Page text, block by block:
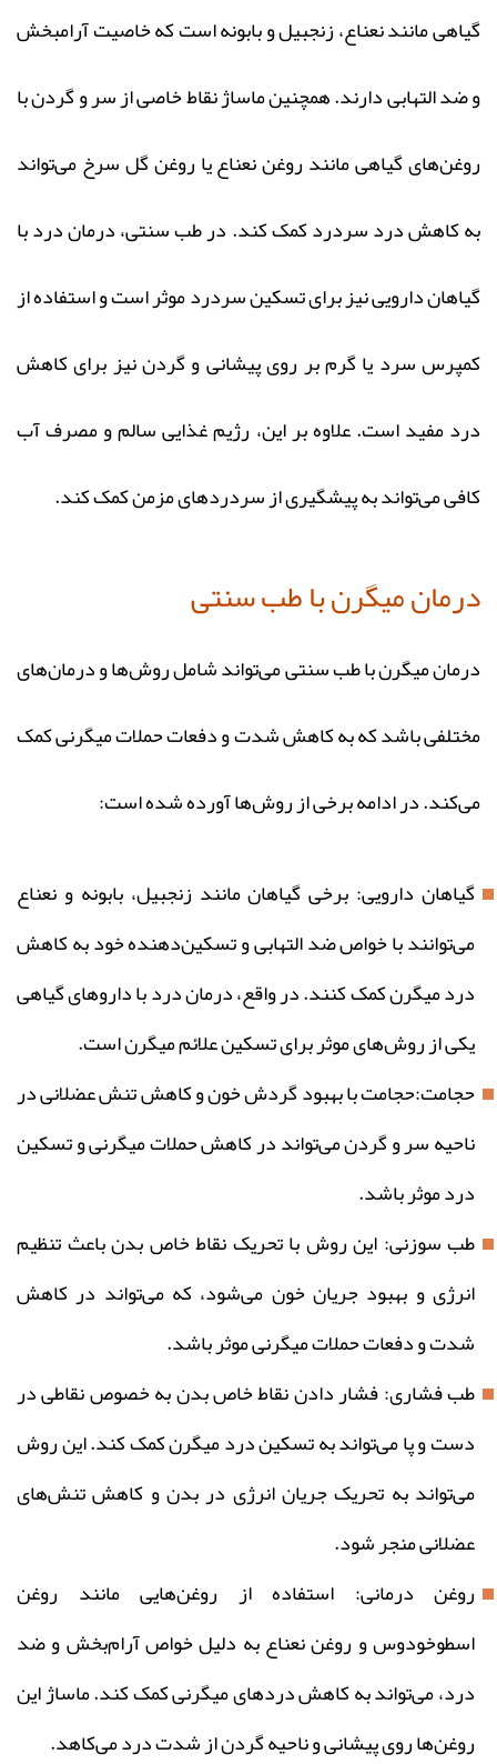
گیاهی مانند نعناع، زنجبیل و بابونه است که خاصیت آرامبخش
و ضد التهابی دارند. همچنین ماساژ نقاط خاصی از سر و گردن با
روغن‌های گیاهی مانند روغن نعناع یا روغن گل سرخ می‌تواند
به کاهش درد سردرد کمک کند. در طب سنتی، درمان درد با
گیاهان دارویی نیز برای تسکین سردرد موثر است و استفاده از
کمپرس سرد یا گرم بر روی پیشانی و گردن نیز برای کاهش
درد مفید است. علاوه بر این، رژیم غذایی سالم و مصرف آب
کافی می‌تواند به پیشگیری از سردردهای مزمن کمک کند.
درمان میگرن با طب سنتی
درمان میگرن با طب سنتی می‌تواند شامل روش‌ها و درمان‌های
مختلفی باشد که به کاهش شدت و دفعات حملات میگرنی کمک
می‌کند. در ادامه برخی از روش‌ها آورده شده است:
گیاهان دارویی: برخی گیاهان مانند زنجبیل، بابونه و نعناع
می‌توانند با خواص ضد التهابی و تسکین‌دهنده خود به کاهش
درد میگرن کمک کنند. در واقع، درمان درد با داروهای گیاهی
یکی از روش‌های موثر برای تسکین علائم میگرن است.
حجامت:حجامت با بهبود گردش خون و کاهش تنش عضلانی در
ناحیه سر و گردن می‌تواند در کاهش حملات میگرنی و تسکین
درد موثر باشد.
طب سوزنی: این روش با تحریک نقاط خاص بدن باعث تنظیم
انرژی و بهبود جریان خون می‌شود، که می‌تواند در کاهش
شدت و دفعات حملات میگرنی موثر باشد.
طب فشاری: فشار دادن نقاط خاص بدن به خصوص نقاطی در
دست و پا می‌تواند به تسکین درد میگرن کمک کند. این روش
می‌تواند به تحریک جریان انرژی در بدن و کاهش تنش‌های
عضلانی منجر شود.
روغن‌ درمانی: استفاده از روغن‌هایی مانند روغن
اسطوخودوس و روغن نعناع به دلیل خواص آرام‌بخش و ضد
درد، می‌تواند به کاهش دردهای میگرنی کمک کند. ماساژ این
روغن‌ها روی پیشانی و ناحیه گردن از شدت درد می‌کاهد.